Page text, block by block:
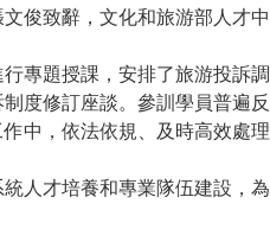
俊致辭，文化和旅游部人才中
專題授課，安排了旅游投訴調
度修訂座談。參訓學員普遍反
中，依法依規、及時高效處理
人才培養和專業隊伍建設，為